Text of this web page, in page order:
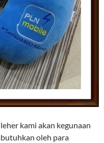
kami akan kegunaan
oleh para